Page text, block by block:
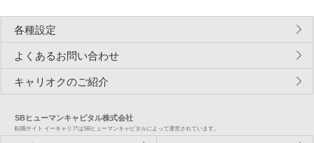
各種設定
よくあるお問い合わせ
キャリオクのご紹介
SBヒューマンキャピタル株式会社
転職サイト イーキャリアはSBヒューマンキャピタルによって運営されています。